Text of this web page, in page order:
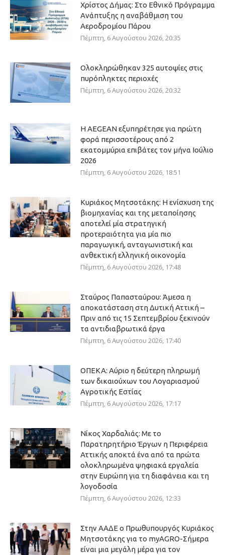
Χρίστος Δήμας: Στο Εθνικό Πρόγραμμα
Ανάπτυξης η αναβάθμιση του
Αεροδρομίου Πάρου
Πέμπτη, 6 Αυγούστου 2026, 20:35
Ολοκληρώθηκαν 325 αυτοψίες στις
πυρόπληκτες περιοχές
Πέμπτη, 6 Αυγούστου 2026, 20:32
Η AEGEAN εξυπηρέτησε για πρώτη
φορά περισσοτέρους από 2
εκατομμύρια επιβάτες τον μήνα Ιούλιο
2026
Πέμπτη, 6 Αυγούστου 2026, 18:51
Κυριάκος Μητσοτάκης: Η ενίσχυση της
βιομηχανίας και της μεταποίησης
αποτελεί μία στρατηγική
προτεραιότητα για μία πιο
παραγωγική, ανταγωνιστική και
ανθεκτική ελληνική οικονομία
Πέμπτη, 6 Αυγούστου 2026, 17:48
Σταύρος Παπασταύρου: Άμεσα η
αποκατάσταση στη Δυτική Αττική –
Πριν από τις 15 Σεπτεμβρίου ξεκινούν
τα αντιδιαβρωτικά έργα
Πέμπτη, 6 Αυγούστου 2026, 17:40
ΟΠΕΚΑ: Αύριο η δεύτερη πληρωμή
των δικαιούχων του Λογαριασμού
Αγροτικής Εστίας
Πέμπτη, 6 Αυγούστου 2026, 17:17
Νίκος Χαρδαλιάς: Με το
Παρατηρητήριο Έργων η Περιφέρεια
Αττικής αποκτά ένα από τα πρώτα
ολοκληρωμένα ψηφιακά εργαλεία
στην Ευρώπη για τη διαφάνεια και τη
λογοδοσία
Πέμπτη, 6 Αυγούστου 2026, 12:33
Στην ΑΑΔΕ ο Πρωθυπουργός Κυριάκος
Μητσοτάκης για το myAGRO-Σήμερα
είναι μια μεγάλη μέρα για τον